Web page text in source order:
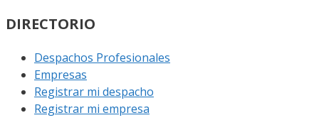
DIRECTORIO
Despachos Profesionales
Empresas
Registrar mi despacho
Registrar mi empresa